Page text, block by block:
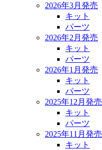
2026年3月発売
キット
パーツ
2026年2月発売
キット
パーツ
2026年1月発売
キット
パーツ
2025年12月発売
キット
パーツ
2025年11月発売
キット